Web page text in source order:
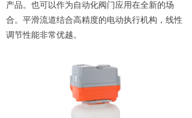
产品。也可以作为自动化阀门应用在全新的场
合。平滑流道结合高精度的电动执行机构，线性
调节性能非常优越。